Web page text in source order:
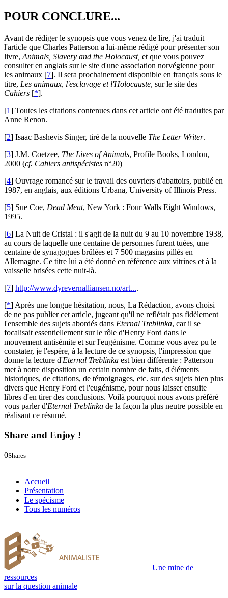
POUR CONCLURE...
Avant de rédiger le synopsis que vous venez de lire, j'ai traduit
l'article que Charles Patterson a lui-même rédigé pour présenter son
livre, Animals, Slavery and the Holocaust, et que vous pouvez
consulter en anglais sur le site d'une association norvégienne pour
les animaux [7]. Il sera prochainement disponible en français sous le
titre, Les animaux, l'esclavage et l'Holocauste, sur le site des
Cahiers [*].
[1] Toutes les citations contenues dans cet article ont été traduites par
Anne Renon.
[2] Isaac Bashevis Singer, tiré de la nouvelle The Letter Writer.
[3] J.M. Coetzee, The Lives of Animals, Profile Books, London,
2000 (cf. Cahiers antispécistes n°20)
[4] Ouvrage romancé sur le travail des ouvriers d'abattoirs, publié en
1987, en anglais, aux éditions Urbana, University of Illinois Press.
[5] Sue Coe, Dead Meat, New York : Four Walls Eight Windows,
1995.
[6] La Nuit de Cristal : il s'agit de la nuit du 9 au 10 novembre 1938,
au cours de laquelle une centaine de personnes furent tuées, une
centaine de synagogues brûlées et 7 500 magasins pillés en
Allemagne. Ce titre lui a été donné en référence aux vitrines et à la
vaisselle brisées cette nuit-là.
[7] http://www.dyrevernalliansen.no/art....
[*] Après une longue hésitation, nous, La Rédaction, avons choisi
de ne pas publier cet article, jugeant qu'il ne reflétait pas fidèlement
l'ensemble des sujets abordés dans Eternal Treblinka, car il se
focalisait essentiellement sur le rôle d'Henry Ford dans le
mouvement antisémite et sur l'eugénisme. Comme vous avez pu le
constater, je l'espère, à la lecture de ce synopsis, l'impression que
donne la lecture d'Eternal Treblinka est bien différente : Patterson
met à notre disposition un certain nombre de faits, d'éléments
historiques, de citations, de témoignages, etc. sur des sujets bien plus
divers que Henry Ford et l'eugénisme, pour nous laisser ensuite
libres d'en tirer des conclusions. Voilà pourquoi nous avons préféré
vous parler d'Eternal Treblinka de la façon la plus neutre possible en
réalisant ce résumé.
Share and Enjoy !
0Shares
Accueil
Présentation
Le spécisme
Tous les numéros
Une mine de
ressources
sur la question animale